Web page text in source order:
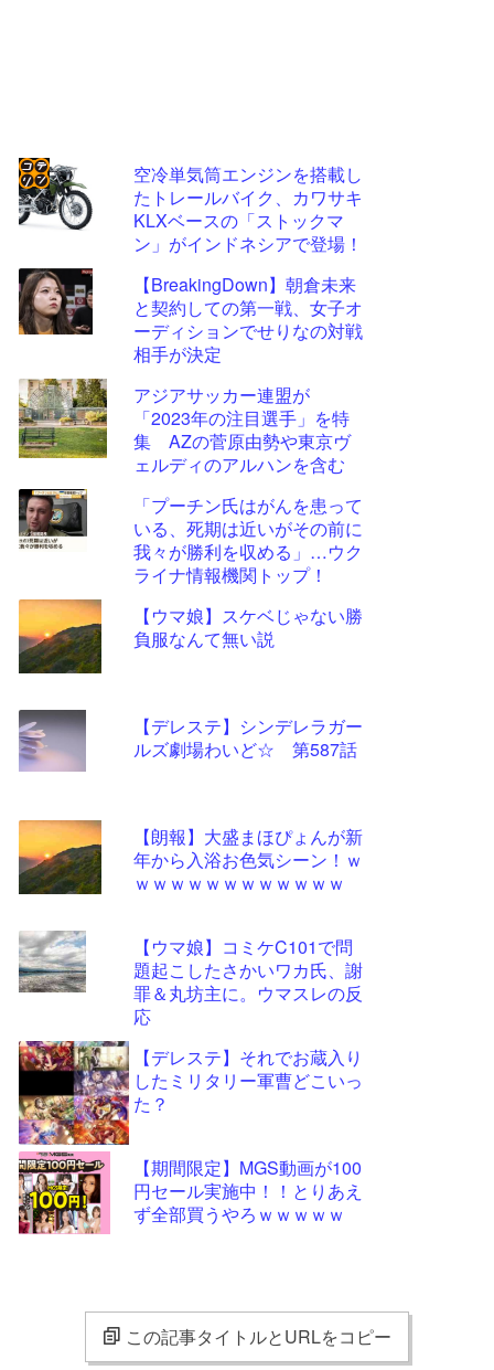
空冷単気筒エンジンを搭載し
たトレールバイク、カワサキ
KLXベースの「ストックマ
ン」がインドネシアで登場！
【BreakingDown】朝倉未来
と契約しての第一戦、女子オ
ーディションでせりなの対戦
相手が決定
アジアサッカー連盟が
「2023年の注目選手」を特
集 AZの菅原由勢や東京ヴ
ェルディのアルハンを含む
「プーチン氏はがんを患って
いる、死期は近いがその前に
我々が勝利を収める」…ウク
ライナ情報機関トップ！
【ウマ娘】スケベじゃない勝
負服なんて無い説
【デレステ】シンデレラガー
ルズ劇場わいど☆ 第587話
【朗報】大盛まほぴょんが新
年から入浴お色気シーン！ｗ
ｗｗｗｗｗｗｗｗｗｗｗｗ
【ウマ娘】コミケC101で問
題起こしたさかいワカ氏、謝
罪＆丸坊主に。ウマスレの反
応
【デレステ】それでお蔵入り
したミリタリー軍曹どこいっ
た？
【期間限定】MGS動画が100
円セール実施中！！とりあえ
ず全部買うやろｗｗｗｗｗ
コテ
- 固
定リ
ンク
更新
ツー
ル
この記事タイトルとURLをコピー